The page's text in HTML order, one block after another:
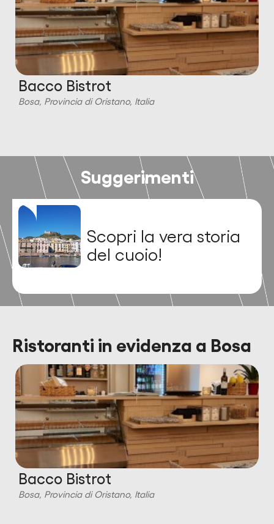
Bacco Bistrot
Bosa, Provincia di Oristano, Italia
Suggerimenti
Scopri la vera storia
del cuoio!
Ristoranti in evidenza a Bosa
Bacco Bistrot
Bosa, Provincia di Oristano, Italia